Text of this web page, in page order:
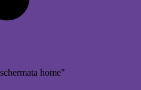
home"